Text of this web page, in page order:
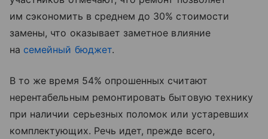
им сэкономить в среднем до 30% стоимости
замены, что оказывает заметное влияние
на семейный бюджет.
В то же время 54% опрошенных считают
нерентабельным ремонтировать бытовую технику
при наличии серьезных поломок или устаревших
комплектующих. Речь идет, прежде всего,